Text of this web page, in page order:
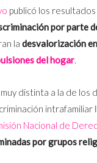
publicó los
por parte
la desvalorización en
del hogar.
distinta a la de los
intrafamiliar
Nacional de
por grupos